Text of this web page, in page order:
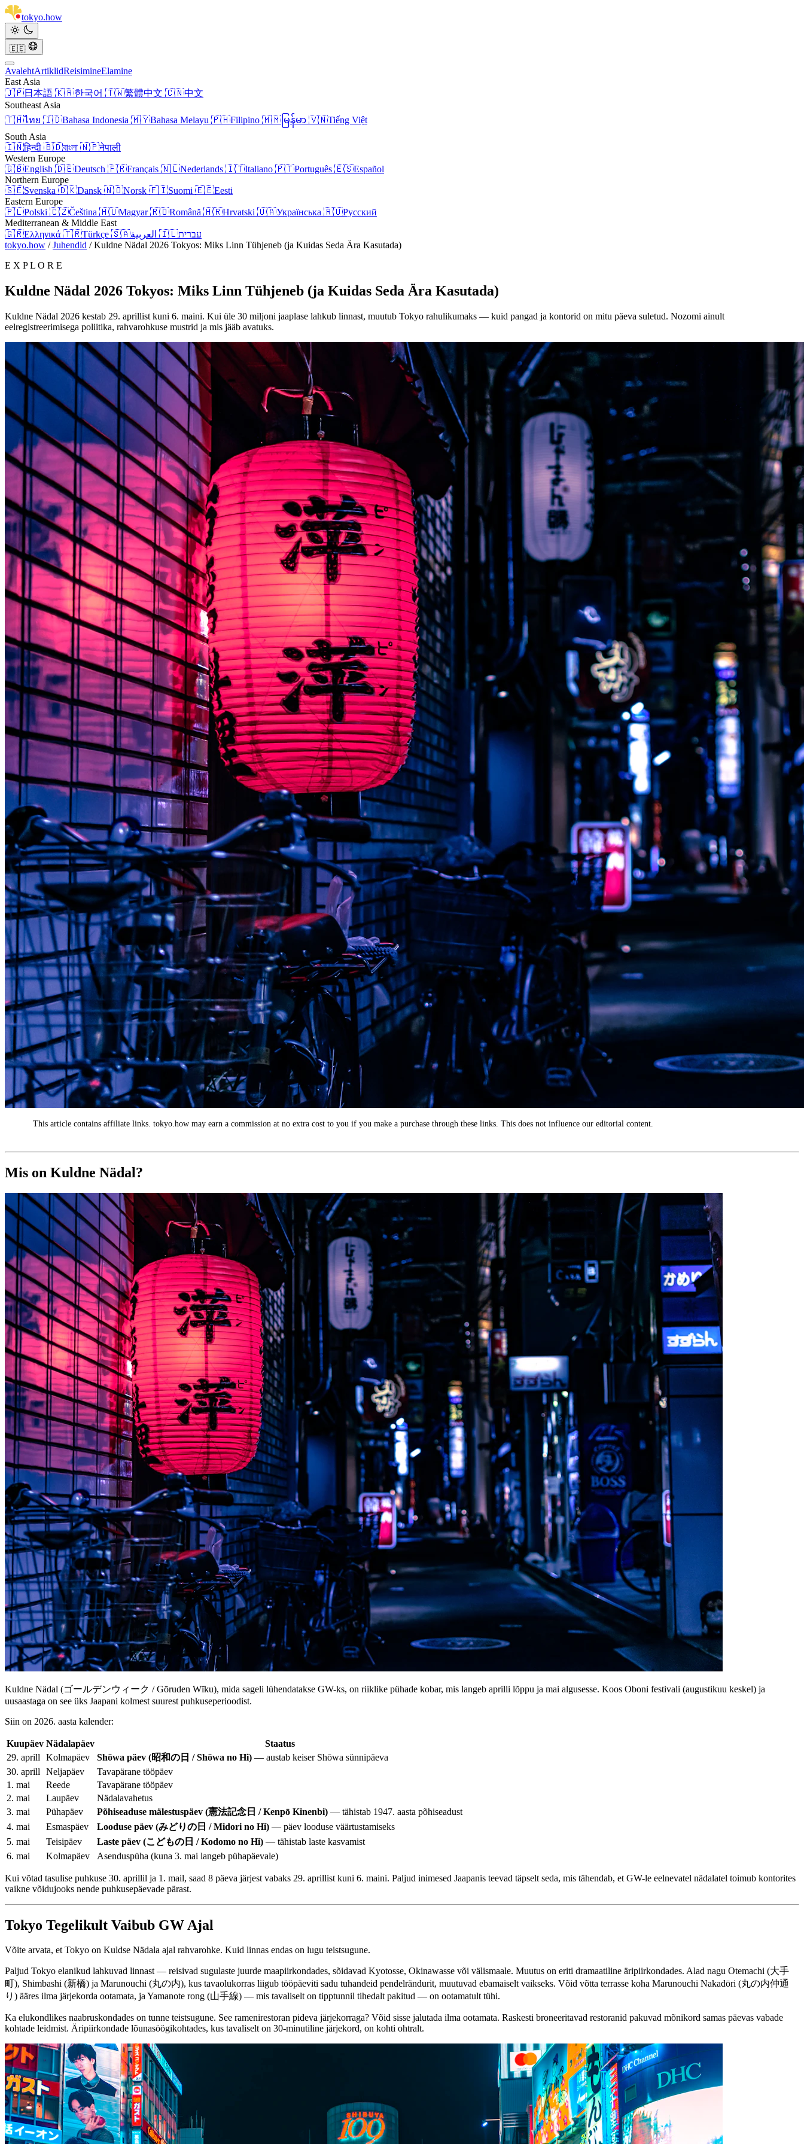
tokyo.how
🇪🇪
AvalehtArtiklidReisimineElamine
East Asia
🇯🇵日本語 🇰🇷한국어 🇹🇼繁體中文 🇨🇳中文
Southeast Asia
🇹🇭ไทย 🇮🇩Bahasa Indonesia 🇲🇾Bahasa Melayu 🇵🇭Filipino 🇲🇲 မြန်မာ 🇻🇳Tiếng Việt
South Asia
🇮🇳हिन्दी 🇧🇩বাংলা 🇳🇵नेपाली
Western Europe
🇬🇧English 🇩🇪Deutsch 🇫🇷Français 🇳🇱Nederlands 🇮🇹Italiano 🇵🇹Português 🇪🇸Español
Northern Europe
🇸🇪Svenska 🇩🇰Dansk 🇳🇴Norsk 🇫🇮Suomi 🇪🇪Eesti
Eastern Europe
🇵🇱Polski 🇨🇿Čeština 🇭🇺Magyar🇷🇴Română 🇭🇷Hrvatski 🇺🇦Українська 🇷🇺Русский
Mediterranean & Middle East
🇬🇷Ελληνικά 🇹🇷Türkçe 🇸🇦 🇮🇱עברית
tokyo.how / Juhendid / Kuldne Nädal 2026 Tokyos: Miks Linn Tühjeneb (ja Kuidas Seda Ära Kasutada)
E X P L O R E
Kuldne Nädal 2026 Tokyos: Miks Linn Tühjeneb (ja Kuidas Seda Ära Kasutada)
Kuldne Nädal 2026 kestab 29. aprillist kuni 6. maini. Kui üle 30 miljoni jaaplase lahkub linnast, muutub Tokyo rahulikumaks — kuid pangad ja kontorid on mitu päeva suletud. Nozomi ainult
eelregistreerimisega poliitika, rahvarohkuse mustrid ja mis jääb avatuks.
This article contains affiliate links. tokyo.how may earn a commission at no extra cost to you if you make a purchase through these links. This does not influence our editorial content.
Mis on Kuldne Nädal?
Kuldne Nädal (ゴールデンウィーク / Gōruden Wīku), mida sageli lühendatakse GW-ks, on riiklike pühade kobar, mis langeb aprilli lõppu ja mai algusesse. Koos Oboni festivali (augustikuu keskel) ja
uusaastaga on see üks Jaapani kolmest suurest puhkuseperioodist.
Siin on 2026. aasta kalender:
Kuupäev Nädalapäev
Staatus
29. aprill
Kolmapäev Shōwa päev (昭和の日 / Shōwa no Hi) — austab keiser Shōwa sünnipäeva
30. aprill
Neljapäev
Tavapärane tööpäev
1. mai
Reede
Tavapärane tööpäev
2. mai
Laupäev
Nädalavahetus
3. mai
Pühapäev Põhiseaduse mälestuspäev (憲法記念日 / Kenpō Kinenbi) — tähistab 1947. aasta põhiseadust
4. mai
Esmaspäev Looduse päev (みどりの日 / Midori no Hi) — päev looduse väärtustamiseks
5. mai
Teisipäev Laste päev (こどもの日 / Kodomo no Hi) — tähistab laste kasvamist
6. mai
Kolmapäev Asenduspüha (kuna 3. mai langeb pühapäevale)
Kui võtad tasulise puhkuse 30. aprillil ja 1. mail, saad 8 päeva järjest vabaks 29. aprillist kuni 6. maini. Paljud inimesed Jaapanis teevad täpselt seda, mis tähendab, et GW-le eelnevatel nädalatel toimub kontorites
vaikne võidujooks nende puhkusepäevade pärast.
Tokyo Tegelikult Vaibub GW Ajal
Võite arvata, et Tokyo on Kuldse Nädala ajal rahvarohke. Kuid linnas endas on lugu teistsugune.
Paljud Tokyo elanikud lahkuvad linnast — reisivad sugulaste juurde maapiirkondades, sõidavad Kyotosse, Okinawasse või välismaale. Muutus on eriti dramaatiline äripiirkondades. Alad nagu Otemachi (大手
町), Shimbashi (新橋) ja Marunouchi (丸の内), kus tavaolukorras liigub tööpäeviti sadu tuhandeid pendelrändurit, muutuvad ebamaiselt vaikseks. Võid võtta terrasse koha Marunouchi Nakadōri (丸の内仲通
り) ääres ilma järjekorda ootamata, ja Yamanote rong (山手線) — mis tavaliselt on tipptunnil tihedalt pakitud — on ootamatult tühi.
Ka elukondlikes naabruskondades on tunne teistsugune. See ramenirestoran pideva järjekorraga? Võid sisse jalutada ilma ootamata. Raskesti broneeritavad restoranid pakuvad mõnikord samas päevas vabade
kohtade leidmist. Äripiirkondade lõunasöögikohtades, kus tavaliselt on 30-minutiline järjekord, on kohti ohtralt.